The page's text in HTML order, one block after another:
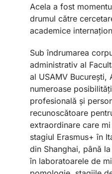
Acela a fost
drumul către
academice
Sub îndrumarea
administrativ al
al USAMV București,
numeroase
profesională și
recunoscătoare
extraordinare care
stagiul Erasmus+ în
din Shanghai, până
în laboratoarele de